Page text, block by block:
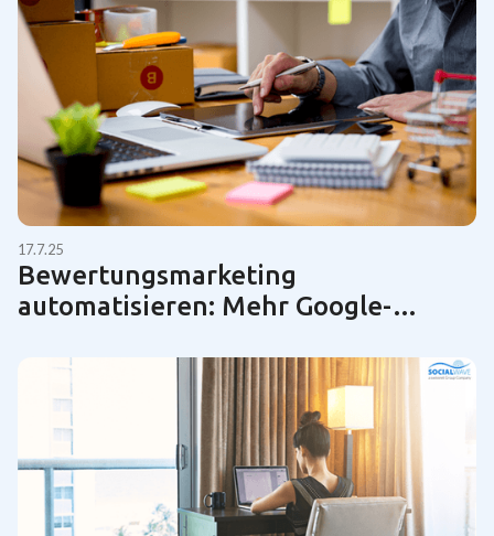
17.7.25
Bewertungsmarketing
automatisieren: Mehr Google-